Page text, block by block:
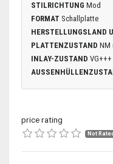
STILRICHTUNG Mod
FORMAT Schallplatte
HERSTELLUNGSLAND
PLATTENZUSTAND NM
INLAY-ZUSTAND
price rating
Not Rated